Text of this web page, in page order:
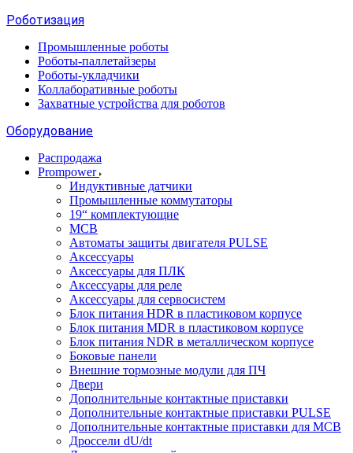
Роботизация
Промышленные роботы
Роботы-паллетайзеры
Роботы-укладчики
Коллаборативные роботы
Захватные устройства для роботов
Оборудование
Распродажа
Prompower
Индуктивные датчики
Промышленные коммутаторы
19“ комплектующие
MCB
Автоматы защиты двигателя PULSE
Аксессуары
Аксессуары для ПЛК
Аксессуары для реле
Аксессуары для сервосистем
Блок питания HDR в пластиковом корпусе
Блок питания MDR в пластиковом корпусе
Блок питания NDR в металлическом корпусе
Боковые панели
Внешние тормозные модули для ПЧ
Двери
Дополнительные контактные приставки
Дополнительные контактные приставки PULSE
Дополнительные контактные приставки для MCB
Дроссели dU/dt